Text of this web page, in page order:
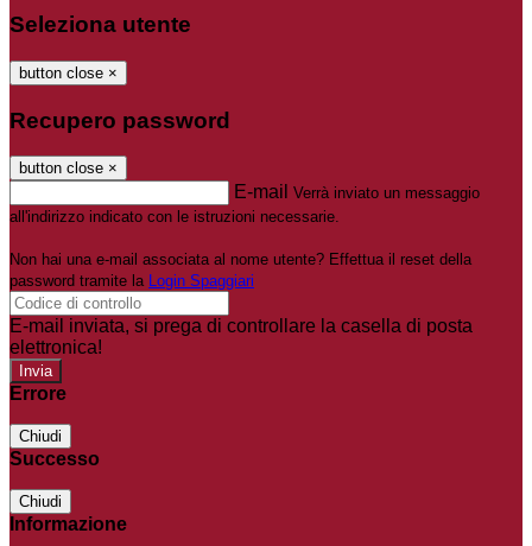
Seleziona utente
button close ×
Recupero password
button close ×
E-mail Verrà inviato un messaggio
all'indirizzo indicato con le istruzioni necessarie.
Non hai una e-mail associata al nome utente? Effettua il reset della
password tramite la Login Spaggiari
E-mail inviata, si prega di controllare la casella di posta
elettronica!
Errore
Chiudi
Successo
Chiudi
Informazione